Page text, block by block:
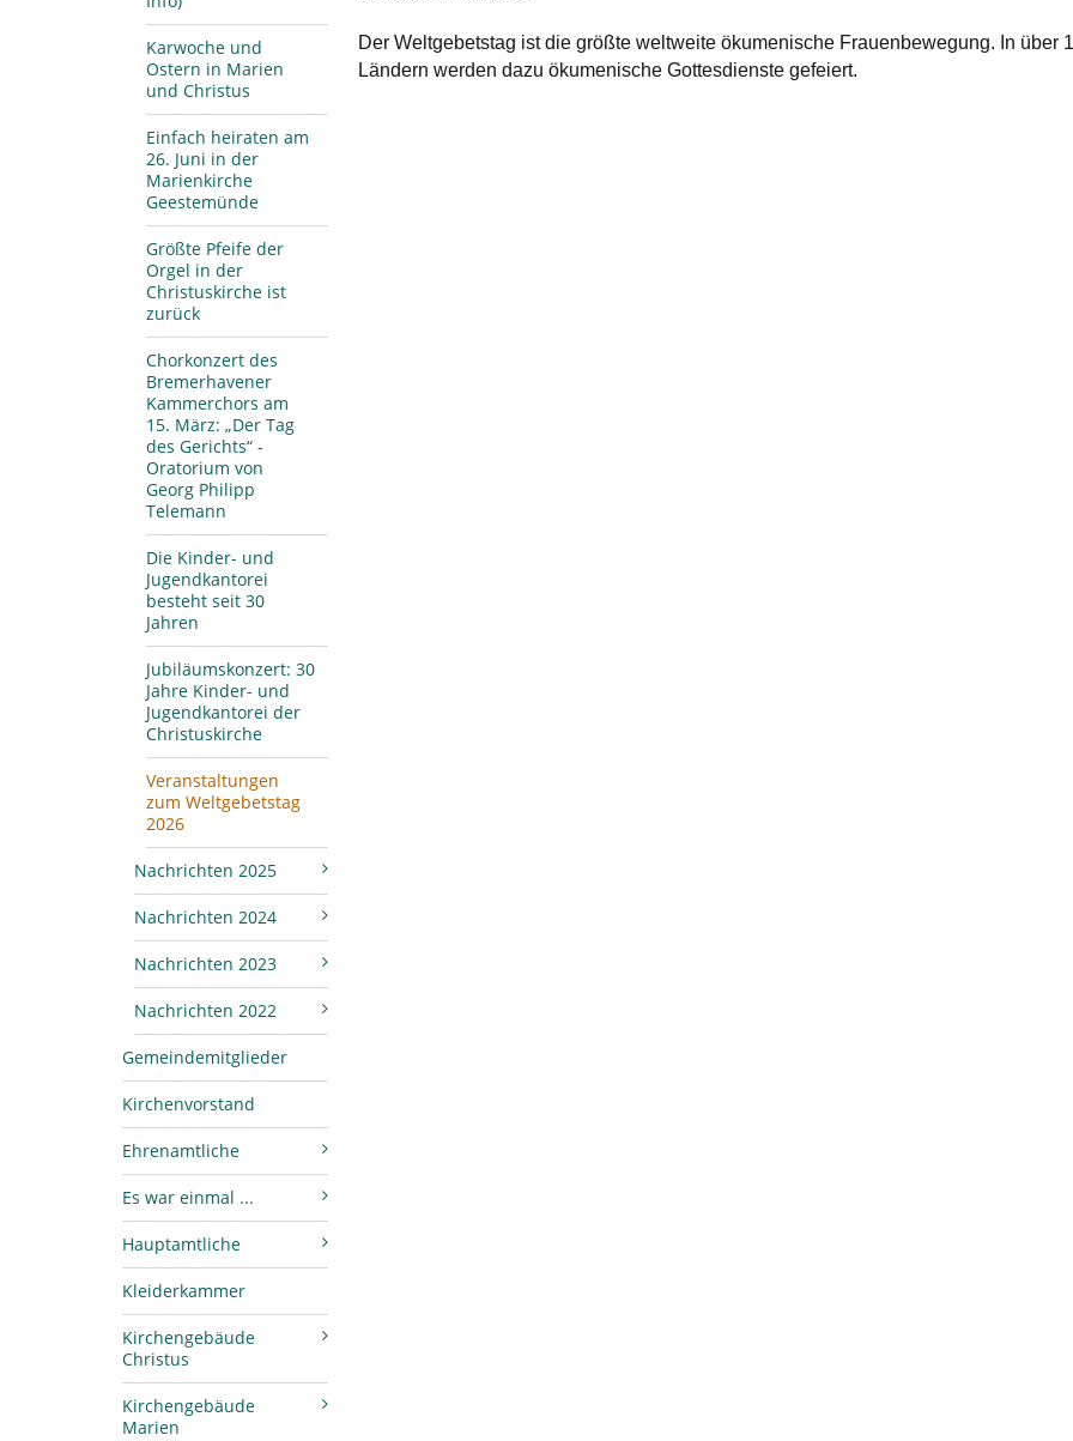
Karwoche und
Ostern in Marien
und Christus
Einfach heiraten am
26. Juni in der
Marienkirche
Geestemünde
Größte Pfeife der
Orgel in der
Christuskirche ist
zurück
Chorkonzert des
Bremerhavener
Kammerchors am
15. März: „Der Tag
des Gerichts“ -
Oratorium von
Georg Philipp
Telemann
Die Kinder- und
Jugendkantorei
besteht seit 30
Jahren
Jubiläumskonzert: 30
Jahre Kinder- und
Jugendkantorei der
Christuskirche
Veranstaltungen
zum Weltgebetstag
2026
Nachrichten 2025
Nachrichten 2024
Nachrichten 2023
Nachrichten 2022
Gemeindemitglieder
Kirchenvorstand
Ehrenamtliche
Es war einmal ...
Hauptamtliche
Kleiderkammer
Kirchengebäude
Christus
Kirchengebäude
Marien
Der Weltgebetstag ist die größte weltweite ökumenische Frauenbewegung. In über
Ländern werden dazu ökumenische Gottesdienste gefeiert.